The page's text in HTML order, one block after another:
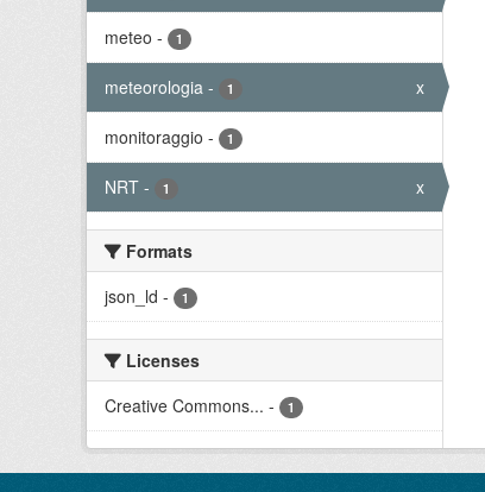
meteo - 1
meteorologia - 1 x
monitoraggio - 1
NRT - 1 x
Formats
json_ld - 1
Licenses
Creative Commons... - 1